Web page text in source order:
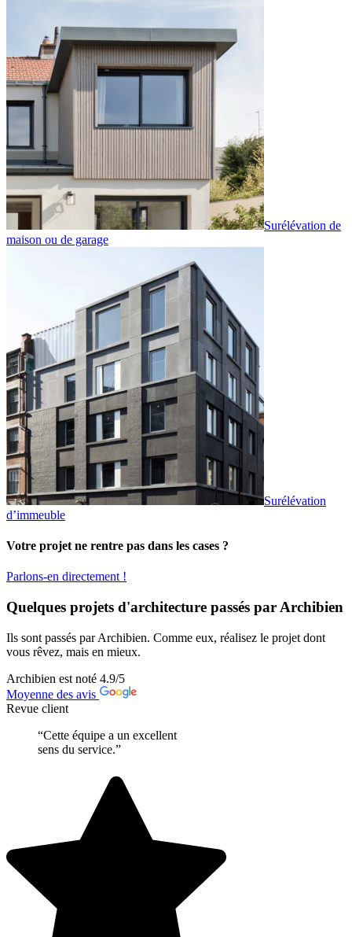
Surélévation de
maison ou de garage
Surélévation
d’immeuble
Votre projet ne rentre pas dans les cases ?
Parlons-en directement !
Quelques projets d'architecture passés par Archibien
Ils sont passés par Archibien. Comme eux, réalisez le projet dont
vous rêvez, mais en mieux.
Archibien est noté 4.9/5
Moyenne des avis
Revue client
“Cette équipe a un excellent
sens du service.”